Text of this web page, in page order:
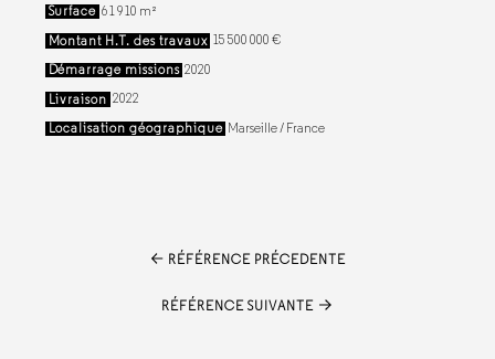
Surface 61 910 m²
Montant H.T. des travaux 15 500 000 €
Démarrage missions 2020
Livraison 2022
Localisation géographique Marseille / France
RÉFÉRENCE PRÉCEDENTE
RÉFÉRENCE SUIVANTE
Facebook